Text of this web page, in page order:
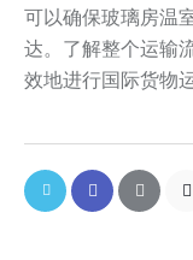
可以确保玻璃房温
达。了解整个运输
效地进行国际货物